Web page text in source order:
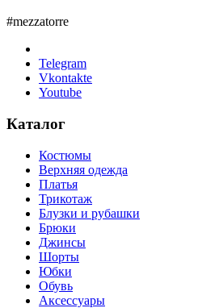
#mezzatorre
Telegram
Vkontakte
Youtube
Каталог
Костюмы
Верхняя одежда
Платья
Трикотаж
Блузки и рубашки
Брюки
Джинсы
Шорты
Юбки
Обувь
Аксессуары